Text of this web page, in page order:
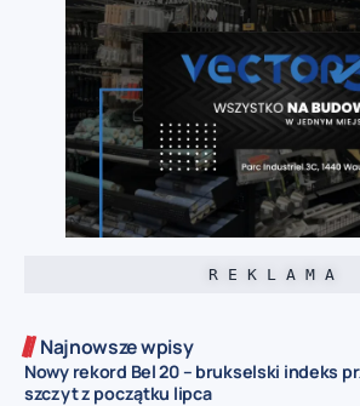
R E K L A M A
Najnowsze wpisy
Nowy rekord Bel 20 – brukselski indeks
szczyt z początku lipca